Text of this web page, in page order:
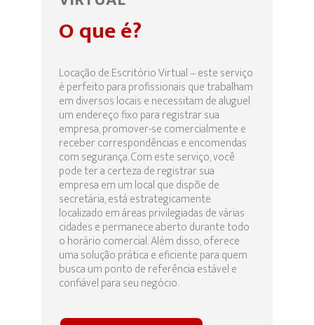
O que é?
Locação de Escritório Virtual – este serviço
é perfeito para profissionais que trabalham
em diversos locais e necessitam de aluguel
um endereço fixo para registrar sua
empresa, promover-se comercialmente e
receber correspondências e encomendas
com segurança. Com este serviço, você
pode ter a certeza de registrar sua
empresa em um local que dispõe de
secretária, está estrategicamente
localizado em áreas privilegiadas de várias
cidades e permanece aberto durante todo
o horário comercial. Além disso, oferece
uma solução prática e eficiente para quem
busca um ponto de referência estável e
confiável para seu negócio.